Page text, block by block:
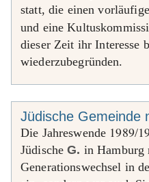
statt, die einen
und eine
dieser Zeit ihr Interesse
wiederzubegründen.
Jüdische Gemeinde
Die Jahreswende 1989/
JüdischeG. in Hamburg
Generationswechsel in